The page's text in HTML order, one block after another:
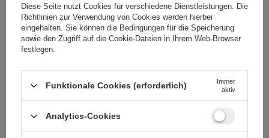
Verpackungshöhe in
Zentimetern
13
Verpackungslänge in
Diese Seite nutzt Cookies für verschiedene Dienstleistungen. Die
Richtlinien zur Verwendung von Cookies werden hierbei
eingehalten. Sie können die Bedingungen für die Speicherung
sowie den Zugriff auf die Cookie-Dateien in Ihrem Web-Browser
festlegen.
Funktionale Cookies (erforderlich)
Immer
aktiv
Analytics-Cookies